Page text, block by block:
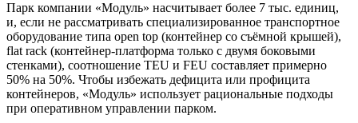
Парк компании «Модуль» насчитывает более 7 тыс. единиц,
и, если не рассматривать специализированное транспортное
оборудование типа open top (контейнер со съёмной крышей),
flat rack (контейнер-платформа только с двумя боковыми
стенками), соотношение TEU и FEU составляет примерно
50% на 50%. Чтобы избежать дефицита или профицита
контейнеров, «Модуль» использует рациональные подходы
при оперативном управлении парком.